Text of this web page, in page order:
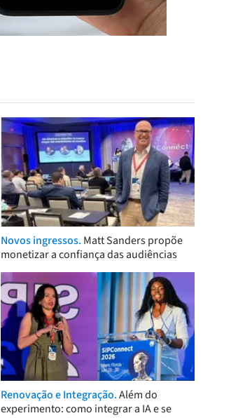
Novos ingressos. Matt Sanders propõe
monetizar a confiança das audiências
Renovação e Integração.Além do
experimento: como integrar a IA e se